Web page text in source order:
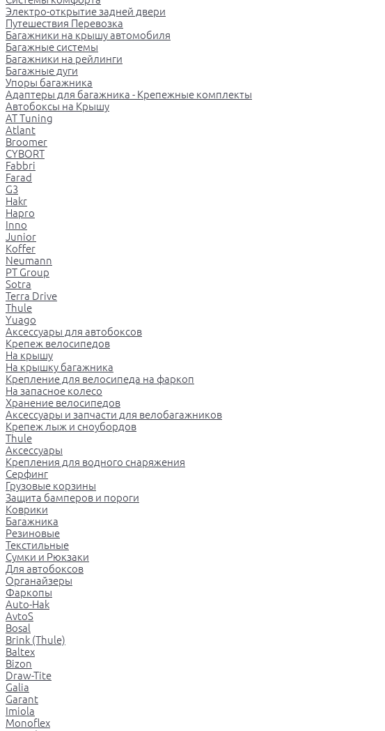
Электро-открытие задней двери
Путешествия Перевозка
Багажники на крышу автомобиля
Багажные системы
Багажники на рейлинги
Багажные дуги
Упоры багажника
Адаптеры для багажника - Крепежные комплекты
Автобоксы на Крышу
AT Tuning
Atlant
Broomer
CYBORT
Fabbri
Farad
G3
Hakr
Hapro
Inno
Junior
Koffer
Neumann
PT Group
Sotra
Terra Drive
Thule
Yuago
Аксессуары для автобоксов
Крепеж велосипедов
На крышу
На крышку багажника
Крепление для велосипеда на фаркоп
На запасное колесо
Хранение велосипедов
Аксессуары и запчасти для велобагажников
Крепеж лыж и сноубордов
Thule
Аксессуары
Крепления для водного снаряжения
Серфинг
Грузовые корзины
Защита бамперов и пороги
Коврики
Багажника
Резиновые
Текстильные
Сумки и Рюкзаки
Для автобоксов
Органайзеры
Фаркопы
Auto-Hak
AvtoS
Bosal
Brink (Thule)
Baltex
Bizon
Draw-Tite
Galia
Garant
Imiola
Monoflex